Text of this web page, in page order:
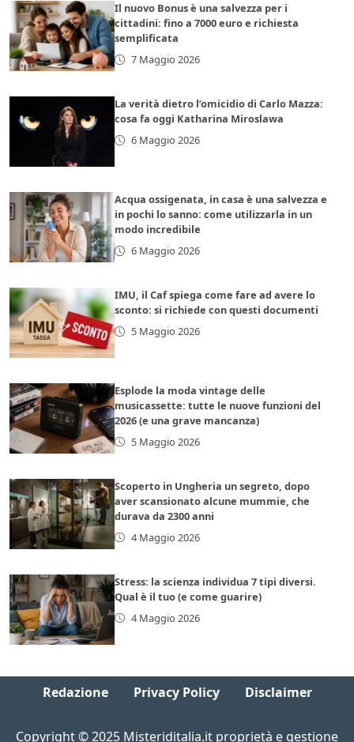
Il nuovo Bonus è una salvezza per i
cittadini: fino a 7000 euro e richiesta
semplificata
7 Maggio 2026
La verità dietro l’omicidio di Carlo Mazza:
cosa fa oggi Katharina Miroslawa
6 Maggio 2026
Acqua ossigenata, in casa è una salvezza e
in pochi lo sanno: come utilizzarla in un
modo incredibile
6 Maggio 2026
IMU, il Caf spiega come fare ad avere lo
sconto: si richiede con questi documenti
5 Maggio 2026
Esplode la moda vintage delle
musicassette: tutte le nuove funzioni del
2026 (e una grave mancanza)
5 Maggio 2026
Scoperto in Ungheria un segreto, dopo
aver scansionato alcune mummie, che
durava da 2300 anni
4 Maggio 2026
Stress: la scienza individua 7 tipi diversi.
Qual è il tuo (e come guarire)
4 Maggio 2026
Redazione Privacy Policy Disclaimer
Copyright © 2025 Misteriditalia.it proprietà e gestione